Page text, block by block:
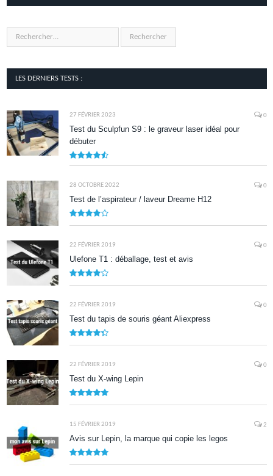
LES DERNIERS TESTS :
27 FÉVRIER 2023 0
Test du Sculpfun S9 : le graveur laser idéal pour
débuter
28 OCTOBRE 2022 0
Test de l’aspirateur / laveur Dreame H12
22 FÉVRIER 2019 0
Ulefone T1 : déballage, test et avis
22 FÉVRIER 2019 0
Test du tapis de souris géant Aliexpress
22 FÉVRIER 2019 0
Test du X-wing Lepin
15 FÉVRIER 2019 2
Avis sur Lepin, la marque qui copie les legos